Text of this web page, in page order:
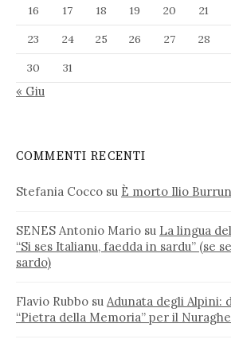
16
17 18 19 20 21
23
24 25 26 27 28
30
31
« Giu
COMMENTI RECENTI
Stefania Cocco su È morto Ilio
SENES Antonio Mario su La lingua
“Si ses Italianu, faedda in sardu” (se
sardo)
Flavio Rubbo su Adunata degli Alpini:
“Pietra della Memoria” per il